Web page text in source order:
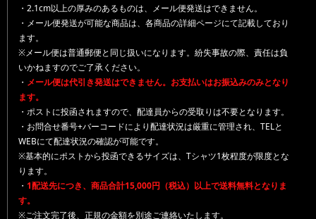
・2.1cm以上の厚みのあるものは、メール便発送はできません。
・メール便発送が可能な商品は、各商品の詳細ページにて記載しており
ます。
※メール便は普通郵便と同じ扱いになります。紛失事故の際、責任は負
いかねますのでご了承ください。
・ メール便は代引き発送はできません。お支払いはお振込みのみとなり
ます。
・ポストに投函されますので、配達員からの受取りは不要となります。
・お問合せ番号+バーコードにより配達状況は厳重に管理され、TELと
WEBにて配達状況の確認が可能です。
※基本的にポストから投函できるサイズは、Tシャツ1枚程度が限度とな
ります。
・ 1配送先につき、商品合計15,000円（税込）以上で送料無料となりま
す。
※ご注文完了後、正規の金額を別途ご連絡いたします。